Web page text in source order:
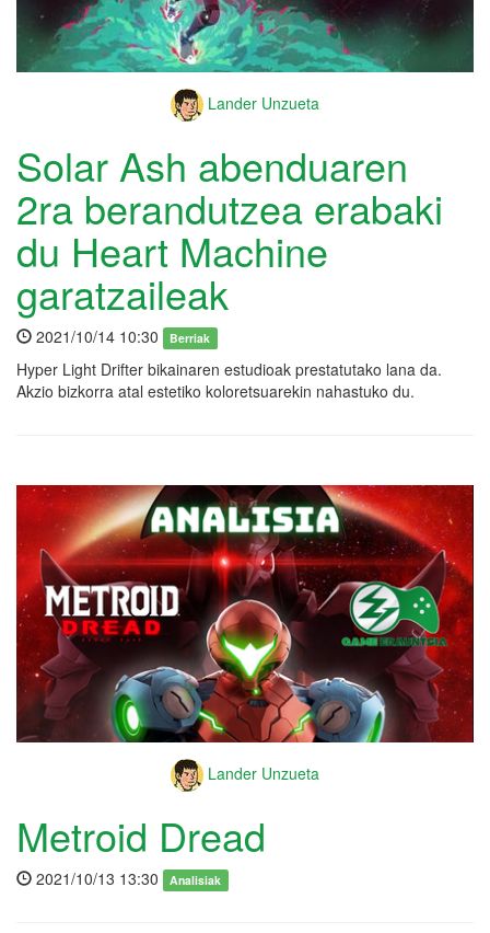
Lander Unzueta
Solar Ash abenduaren
2ra berandutzea erabaki
du Heart Machine
garatzaileak
2021/10/14 10:30 Berriak
Hyper Light Drifter bikainaren estudioak prestatutako lana da.
Akzio bizkorra atal estetiko koloretsuarekin nahastuko du.
Lander Unzueta
Metroid Dread
2021/10/13 13:30 Analisiak